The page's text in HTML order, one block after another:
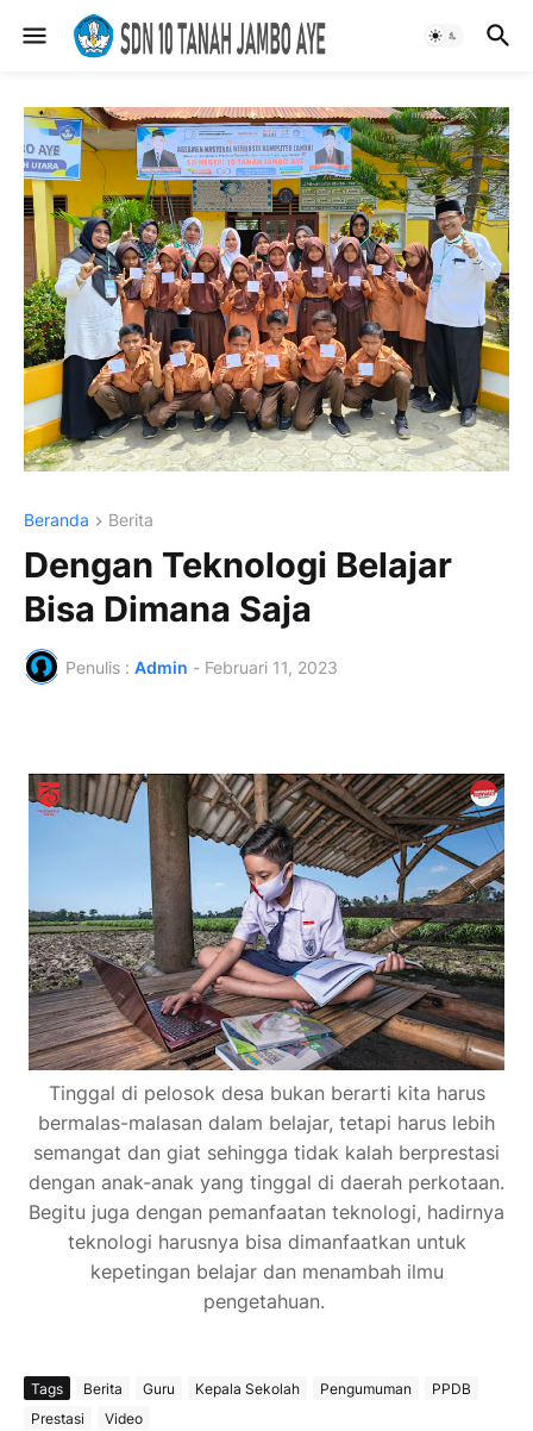
Beranda Berita
Dengan Teknologi Belajar
Bisa Dimana Saja
Penulis : Admin - Februari 11, 2023
Tinggal di pelosok desa bukan berarti kita harus
bermalas-malasan dalam belajar, tetapi harus lebih
semangat dan giat sehingga tidak kalah berprestasi
dengan anak-anak yang tinggal di daerah perkotaan.
Begitu juga dengan pemanfaatan teknologi, hadirnya
teknologi harusnya bisa dimanfaatkan untuk
kepetingan belajar dan menambah ilmu
pengetahuan.
Tags Berita Guru Kepala Sekolah Pengumuman
PPDB
Prestasi
Video